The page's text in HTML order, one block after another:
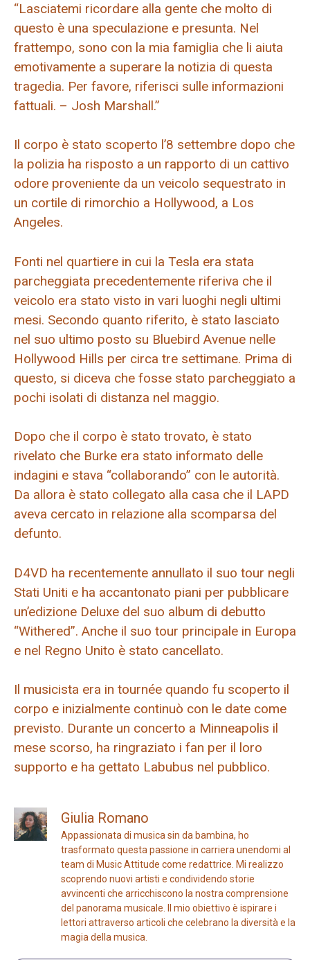
“Lasciatemi ricordare alla gente che molto di
questo è una speculazione e presunta. Nel
frattempo, sono con la mia famiglia che li aiuta
emotivamente a superare la notizia di questa
tragedia. Per favore, riferisci sulle informazioni
fattuali. – Josh Marshall.”
Il corpo è stato scoperto l’8 settembre dopo che
la polizia ha risposto a un rapporto di un cattivo
odore proveniente da un veicolo sequestrato in
un cortile di rimorchio a Hollywood, a Los
Angeles.
Fonti nel quartiere in cui la Tesla era stata
parcheggiata precedentemente riferiva che il
veicolo era stato visto in vari luoghi negli ultimi
mesi. Secondo quanto riferito, è stato lasciato
nel suo ultimo posto su Bluebird Avenue nelle
Hollywood Hills per circa tre settimane. Prima di
questo, si diceva che fosse stato parcheggiato a
pochi isolati di distanza nel maggio.
Dopo che il corpo è stato trovato, è stato
rivelato che Burke era stato informato delle
indagini e stava “collaborando” con le autorità.
Da allora è stato collegato alla casa che il LAPD
aveva cercato in relazione alla scomparsa del
defunto.
D4VD ha recentemente annullato il suo tour negli
Stati Uniti e ha accantonato piani per pubblicare
un’edizione Deluxe del suo album di debutto
“Withered”. Anche il suo tour principale in Europa
e nel Regno Unito è stato cancellato.
Il musicista era in tournée quando fu scoperto il
corpo e inizialmente continuò con le date come
previsto. Durante un concerto a Minneapolis il
mese scorso, ha ringraziato i fan per il loro
supporto e ha gettato Labubus nel pubblico.
Giulia Romano
Appassionata di musica sin da bambina, ho
trasformato questa passione in carriera unendomi al
team di Music Attitude come redattrice. Mi realizzo
scoprendo nuovi artisti e condividendo storie
avvincenti che arricchiscono la nostra comprensione
del panorama musicale. Il mio obiettivo è ispirare i
lettori attraverso articoli che celebrano la diversità e la
magia della musica.